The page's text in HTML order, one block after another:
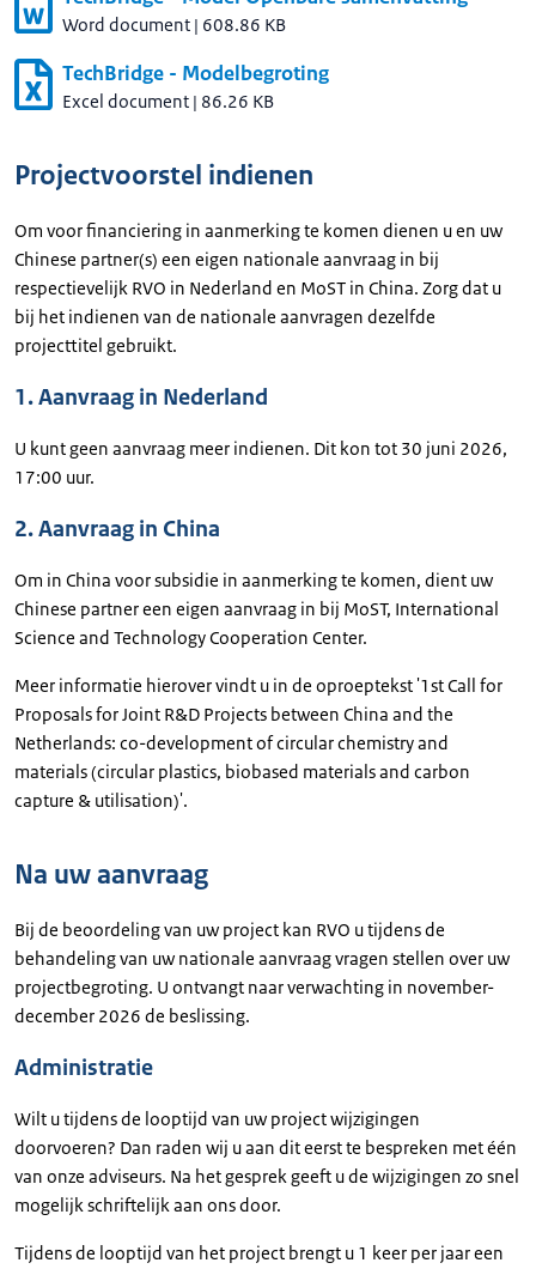
Word document | 608.86 KB
TechBridge - Modelbegroting
Excel document | 86.26 KB
Projectvoorstel indienen
Om voor financiering in aanmerking te komen dienen u en uw
Chinese partner(s) een eigen nationale aanvraag in bij
respectievelijk RVO in Nederland en MoST in China. Zorg dat u
bij het indienen van de nationale aanvragen dezelfde
projecttitel gebruikt.
1. Aanvraag in Nederland
U kunt geen aanvraag meer indienen. Dit kon tot 30 juni 2026,
17:00 uur.
2. Aanvraag in China
Om in China voor subsidie in aanmerking te komen, dient uw
Chinese partner een eigen aanvraag in bij MoST, International
Science and Technology Cooperation Center.
Meer informatie hierover vindt u in de oproeptekst '1st Call for
Proposals for Joint R&D Projects between China and the
Netherlands: co-development of circular chemistry and
materials (circular plastics, biobased materials and carbon
capture & utilisation)'.
Na uw aanvraag
Bij de beoordeling van uw project kan RVO u tijdens de
behandeling van uw nationale aanvraag vragen stellen over uw
projectbegroting. U ontvangt naar verwachting in november-
december 2026 de beslissing.
Administratie
Wilt u tijdens de looptijd van uw project wijzigingen
doorvoeren? Dan raden wij u aan dit eerst te bespreken met één
van onze adviseurs. Na het gesprek geeft u de wijzigingen zo snel
mogelijk schriftelijk aan ons door.
Tijdens de looptijd van het project brengt u 1 keer per jaar een